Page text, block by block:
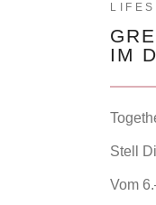
IM
Stell
Vom